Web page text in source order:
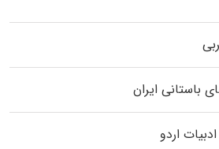
باستانی ایران
اردو